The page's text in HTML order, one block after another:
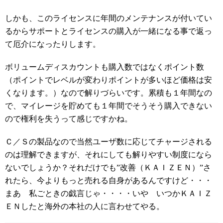
しかも、このライセンスに年間のメンテナンスが付いてい
るからサポートとライセンスの購入が一緒になる事で返っ
て厄介になったりします。
ボリュームディスカウントも購入数ではなくポイント数
（ポイントでレベルが変わりポイントが多いほど価格は安
くなります。）なので解りづらいです。累積も１年間なの
で、マイレージを貯めても１年間でそうそう購入できない
ので権利を失うって感じですかね。
Ｃ／Ｓの製品なので当然ユーザ数に応じてチャージされる
のは理解できますが、それにしても解りやすい制度になら
ないでしょうか？それだけでも”改善（ＫＡＩＺＥＮ）”さ
れたら、今よりもっと売れる自身があるんですけど・・・
まあ 私ごときの戯言じゃ・・・・いや いつかＫＡＩＺ
ＥＮしたと海外の本社の人に言わせてやる。